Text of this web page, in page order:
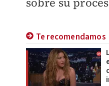
Te recomendamos